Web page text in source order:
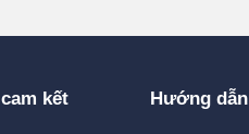
kết Hướng dẫn